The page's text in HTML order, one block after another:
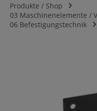
Produkte / Shop
03 Maschinenelemente /
06 Befestigungstechnik